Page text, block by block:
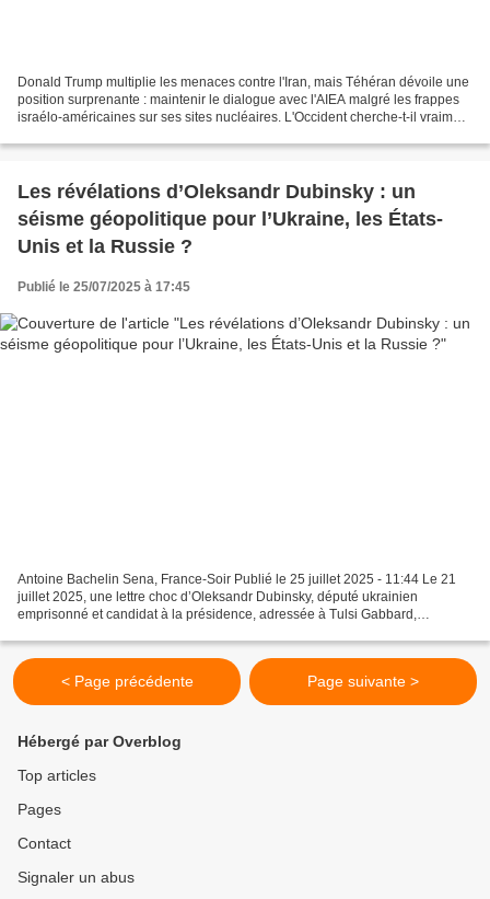
Donald Trump multiplie les menaces contre l'Iran, mais Téhéran dévoile une
position surprenante : maintenir le dialogue avec l'AIEA malgré les frappes
israélo-américaines sur ses sites nucléaires. L'Occident cherche-t-il vraiment
Les révélations d’Oleksandr Dubinsky : un
séisme géopolitique pour l’Ukraine, les États-
Unis et la Russie ?
Publié le 25/07/2025 à 17:45
Antoine Bachelin Sena, France-Soir Publié le 25 juillet 2025 - 11:44 Le 21
juillet 2025, une lettre choc d’Oleksandr Dubinsky, député ukrainien
emprisonné et candidat à la présidence, adressée à Tulsi Gabbard,
< Page précédente Page suivante >
Hébergé par Overblog
Top articles
Pages
Contact
Signaler un abus